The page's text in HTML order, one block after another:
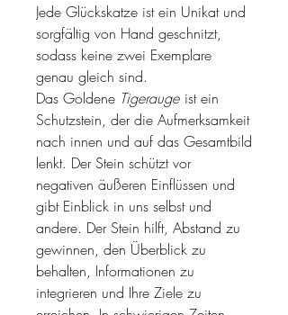
Jede Glückskatze ist ein Unikat und
sorgfältig von Hand geschnitzt,
sodass keine zwei Exemplare
genau gleich sind.
Das Goldene Tigerauge ist ein
Schutzstein, der die Aufmerksamkeit
nach innen und auf das Gesamtbild
lenkt. Der Stein schützt vor
negativen äußeren Einflüssen und
gibt Einblick in uns selbst und
andere. Der Stein hilft, Abstand zu
gewinnen, den Überblick zu
behalten, Informationen zu
integrieren und Ihre Ziele zu